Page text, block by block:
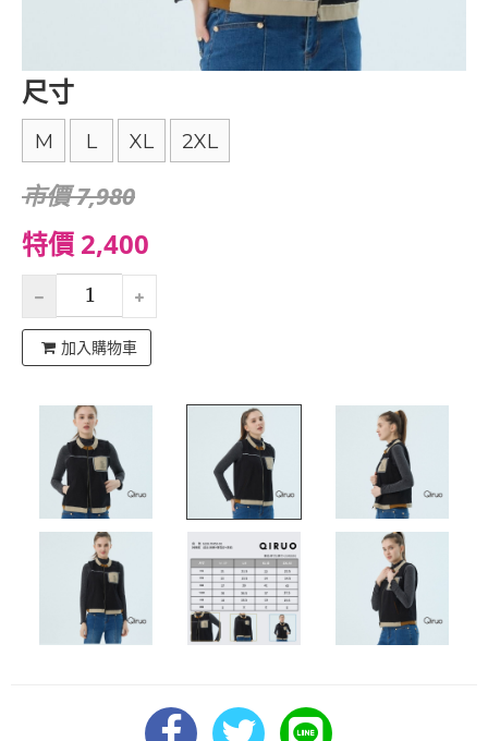
尺寸
M L XL 2XL
市價 7,980
特價 2,400
加入購物車